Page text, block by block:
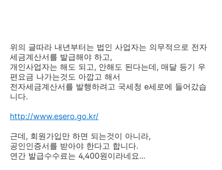
위의 글따라 내년부터는 법인 사업자는 의무적으로 전자
세금계산서를 발급해야 하고,
개인사업자는 해도 되고, 안해도 된다는데, 매달 등기 우
편요금 나가는것도 아깝고 해서
전자세금계산서를 발행하려고 국세청 e세로에 들어갔습
니다.
http://www.esero.go.kr/
근데, 회원가입만 하면 되는것이 아니라,
공인인증서를 받아야 한다고 합니다.
연간 발급수수료는 4,400원이라네요...